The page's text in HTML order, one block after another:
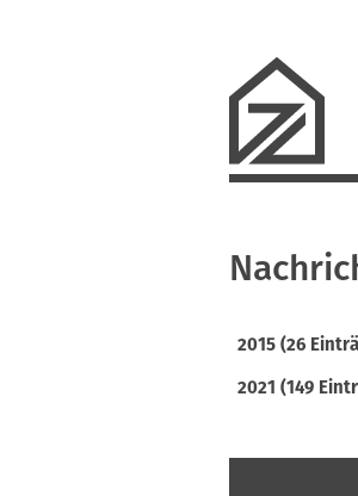
2015 (26
2021 (149